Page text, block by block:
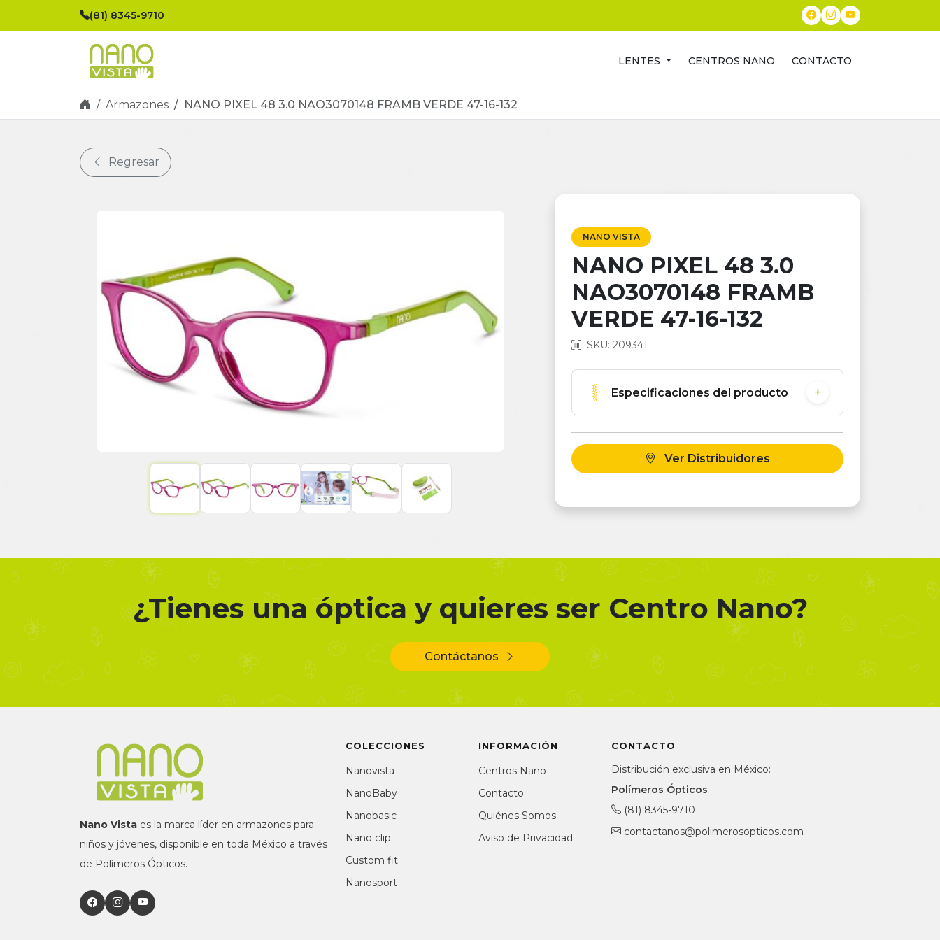
Skip navigation
(81) 8345-9710
LENTES CENTROS NANO CONTACTO
Armazones NANO PIXEL 48 3.0 NAO3070148 FRAMB VERDE 47-16-132
Regresar
NANO VISTA
NANO PIXEL 48 3.0
NAO3070148 FRAMB
VERDE 47-16-132
SKU: 209341
Especificaciones del producto
Ver Distribuidores
¿Tienes una óptica y quieres ser Centro Nano?
Contáctanos
Nano Vista es la marca líder en armazones para
niños y jóvenes, disponible en toda México a través
de Polímeros Ópticos.
COLECCIONES
Nanovista
NanoBaby
Nanobasic
Nano clip
Custom fit
Nanosport
INFORMACIÓN
Centros Nano
Contacto
Quiénes Somos
Aviso de Privacidad
CONTACTO
Distribución exclusiva en México:
Polímeros Ópticos
(81) 8345-9710
contactanos@polimerosopticos.com